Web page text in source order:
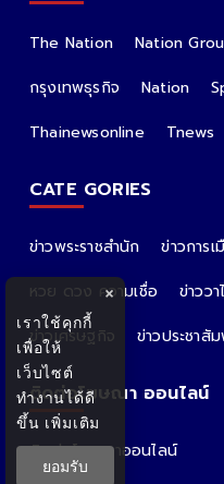
The Nation Nation
กรุงเทพธุรกิจ
Nation
Thainewsonline
Tnews
CATE GORIES
ข่าวพระราชสำนัก ข่าวการเ
หวย ดวง ความเชื่อ
ข่าววา
ข่าวเศรษฐกิจ
ข่าวประชาสั
ติดต่อโฆษณา ออนไลน์
ติดต่อโฆษณาออนไลน์
คุณอ้อ
×
เราใช้คุกกี้
เพื่อให้
เว็บไซต์
ทำงานได้ดี
ขึ้น เพิ่มเติม
ยอมรับ